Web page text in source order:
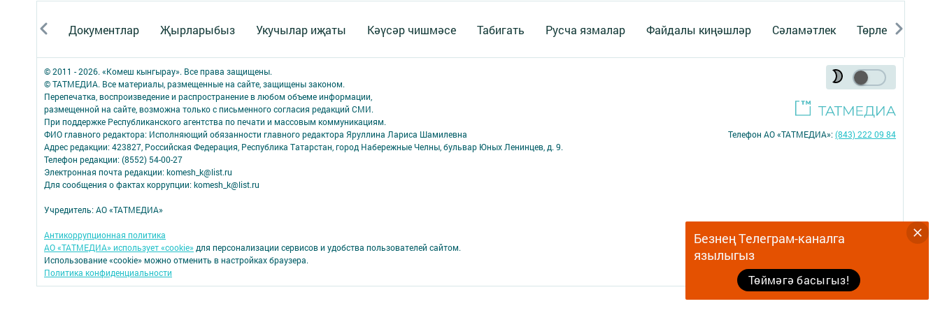
Документлар Җырларыбыз Укучылар иҗаты Кәүсәр чишмәсе Табигать Русча язмалар Файдалы киңәшләр Сәламәтлек Төрле темалар
Безнең Телеграм-каналга
язылыгыз
Төймәгә басыгыз!
© 2011 - 2026. «Комеш кынгырау». Все права защищены.
© ТАТМЕДИА. Все материалы, размещенные на сайте, защищены законом.
Перепечатка, воспроизведение и распространение в любом объеме информации,
размещенной на сайте, возможна только с письменного согласия редакций СМИ.
При поддержке Республиканского агентства по печати и массовым коммуникациям.
ФИО главного редактора: Исполняющий обязанности главного редактора Яруллина Лариса Шамилевна
Адрес редакции: 423827, Российская Федерация, Республика Татарстан, город Набережные Челны, бульвар Юных Ленинцев, д. 9.
Телефон редакции: (8552) 54-00-27
Электронная почта редакции: komesh_k@list.ru
Для сообщения о фактах коррупции: komesh_k@list.ru
Учредитель: АО «ТАТМЕДИА»
Антикоррупционная политика
АО «ТАТМЕДИА» использует «cookie» для персонализации сервисов и удобства пользователей сайтом.
Использование «cookie» можно отменить в настройках браузера.
Политика конфиденциальности
Телефон АО «ТАТМЕДИА»:(843) 222 09 84